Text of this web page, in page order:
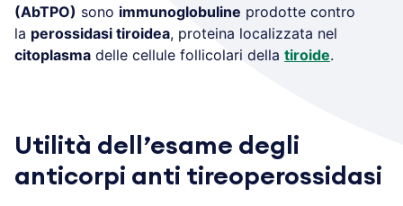
(AbTPO) sono immunoglobuline prodotte contro
la perossidasi tiroidea, proteina localizzata nel
citoplasma delle cellule follicolari della tiroide.
Utilità dell’esame degli
anticorpi anti tireoperossidasi